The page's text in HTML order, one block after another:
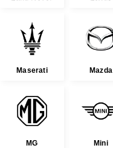
Maserati Mazda
MG Mini